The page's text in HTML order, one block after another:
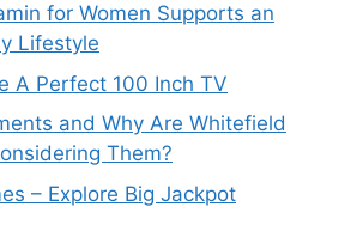
for Women Supports an
Lifestyle
A Perfect 100 Inch TV
and Why Are Whitefield
Them?
– Explore Big Jackpot